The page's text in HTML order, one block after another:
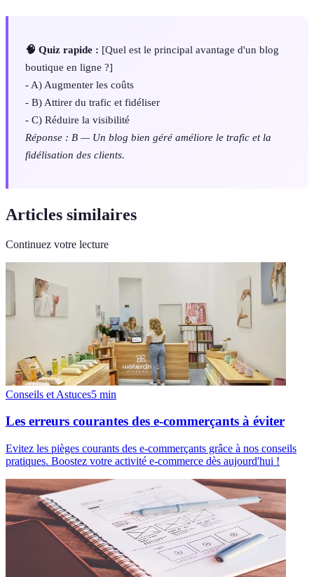
🧠 Quiz rapide : [Quel est le principal avantage d'un blog
boutique en ligne ?]
- A) Augmenter les coûts
- B) Attirer du trafic et fidéliser
- C) Réduire la visibilité
Réponse : B — Un blog bien géré améliore le trafic et la
fidélisation des clients.
Articles similaires
Continuez votre lecture
Conseils et Astuces5 min
Les erreurs courantes des e-commerçants à éviter
Evitez les pièges courants des e-commerçants grâce à nos conseils
pratiques. Boostez votre activité e-commerce dès aujourd'hui !